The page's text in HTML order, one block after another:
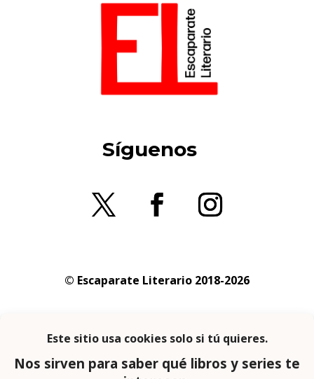
Síguenos
© Escaparate Literario 2018-2026
privacidad